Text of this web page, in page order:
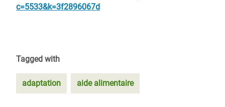
c=5533&k=3f2896067d
Tagged with
adaptation aide alimentaire